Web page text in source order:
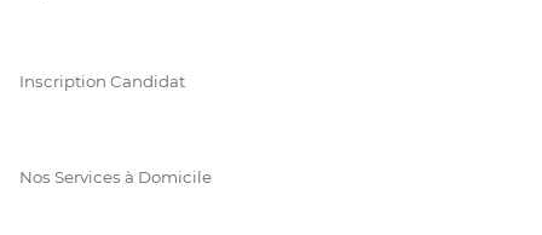
Inscription Candidat
Nos Services à Domicile